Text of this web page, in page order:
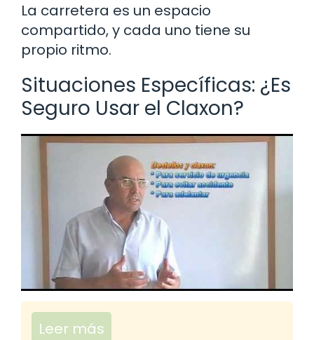
La carretera es un espacio
compartido, y cada uno tiene su
propio ritmo.
Situaciones Específicas: ¿Es
Seguro Usar el Claxon?
Leer más